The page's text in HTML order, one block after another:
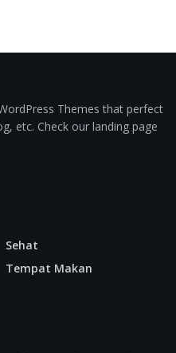
Themes that perfect
etc. Check our landing page
Sehat
Tempat Makan